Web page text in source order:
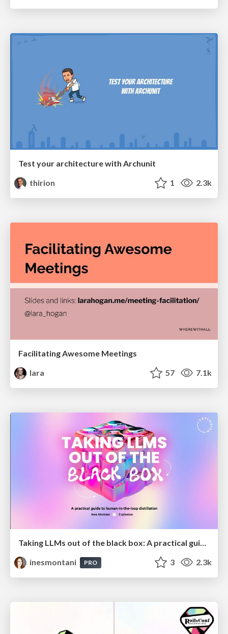
Test your architecture with Archunit
thirion
1 2.3k
Facilitating Awesome Meetings
lara
57 7.1k
Taking LLMs out of the black box: A practical guide to human-in-the-loop distillation
inesmontani
PRO 3 2.3k